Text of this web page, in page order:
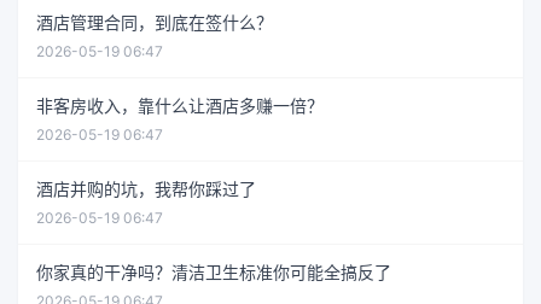
酒店管理合同，到底在签什么？
2026-05-19 06:47
非客房收入，靠什么让酒店多赚一倍？
2026-05-19 06:47
酒店并购的坑，我帮你踩过了
2026-05-19 06:47
你家真的干净吗？清洁卫生标准你可能全搞反了